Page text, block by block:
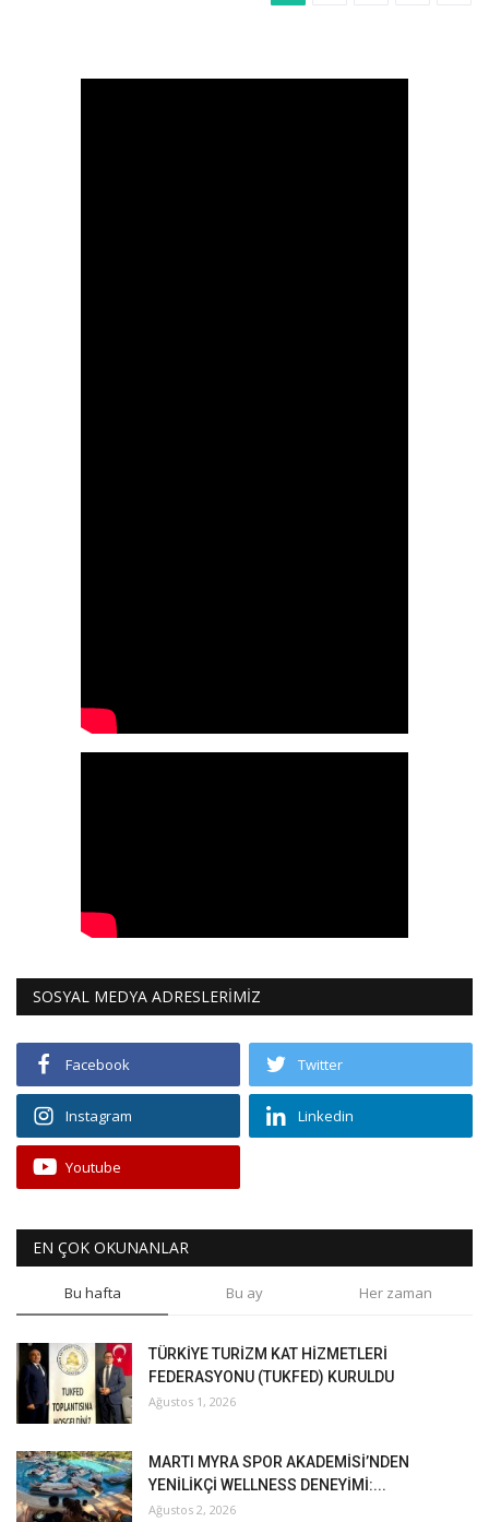
SOSYAL MEDYA ADRESLERİMİZ
Facebook Twitter
Instagram Linkedin
Youtube
EN ÇOK OKUNANLAR
Bu hafta Bu ay Her zaman
TÜRKİYE TURİZM KAT HİZMETLERİ
FEDERASYONU (TUKFED) KURULDU
Ağustos 1, 2026
MARTI MYRA SPOR AKADEMİSİ’NDEN
YENİLİKÇİ WELLNESS DENEYİMİ:...
Ağustos 2, 2026